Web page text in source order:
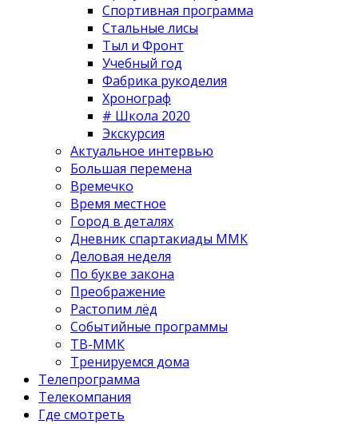
Спортивная программа
Стальные лисы
Тыл и Фронт
Учебный год
Фабрика рукоделия
Хронограф
# Школа 2020
Экскурсия
Актуальное интервью
Большая перемена
Времечко
Время местное
Город в деталях
Дневник спартакиады ММК
Деловая неделя
По букве закона
Преображение
Растопим лёд
Событийные программы
ТВ-ММК
Тренируемся дома
Телепрограмма
Телекомпания
Где смотреть